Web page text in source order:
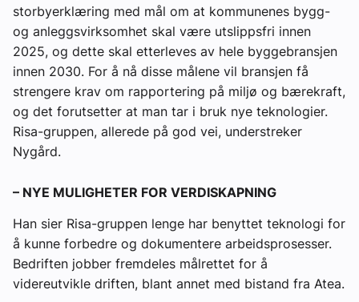
storbyerklæring med mål om at kommunenes bygg-
og anleggsvirksomhet skal være utslippsfri innen
2025, og dette skal etterleves av hele byggebransjen
innen 2030. For å nå disse målene vil bransjen få
strengere krav om rapportering på miljø og bærekraft,
og det forutsetter at man tar i bruk nye teknologier.
Risa-gruppen, allerede på god vei, understreker
Nygård.
– NYE MULIGHETER FOR VERDISKAPNING
Han sier Risa-gruppen lenge har benyttet teknologi for
å kunne forbedre og dokumentere arbeidsprosesser.
Bedriften jobber fremdeles målrettet for å
videreutvikle driften, blant annet med bistand fra Atea.